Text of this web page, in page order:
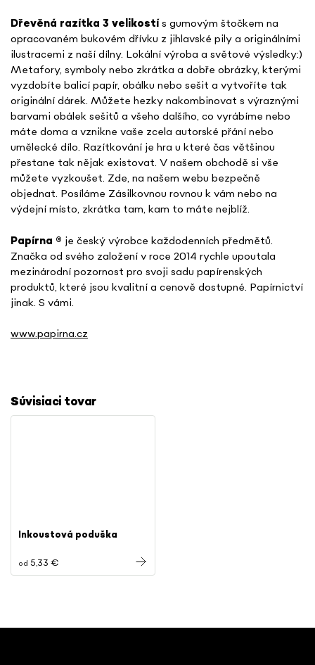
Súvisiaci tovar
Inkoustová poduška
od 5,33 €
Dřevěná razítka 3 velikostís gumovým štočkem na
opracovaném bukovém dřívku z jihlavské pily a originálními
ilustracemi z naší dílny. Lokální výroba a světové výsledky:)
Metafory, symboly nebo zkrátka a dobře obrázky, kterými
vyzdobíte balicí papír, obálku nebo sešit a vytvoříte tak
originální dárek. Můžete hezky nakombinovat s výraznými
barvami obálek sešitů a všeho dalšího, co vyrábíme nebo
máte doma a vznikne vaše zcela autorské přání nebo
umělecké dílo. Razítkování je hra u které čas většinou
přestane tak nějak existovat. V našem obchodě si vše
můžete vyzkoušet. Zde, na našem webu bezpečně
objednat. Posíláme Zásilkovnou rovnou k vám nebo na
výdejní místo, zkrátka tam, kam to máte nejblíž.
Papírna ® je český výrobce každodenních předmětů.
Značka od svého založení v roce 2014 rychle upoutala
mezinárodní pozornost pro svoji sadu papírenských
produktů, které jsou kvalitní a cenově dostupné. Papírnictví
jinak. S vámi.
www.papirna.cz